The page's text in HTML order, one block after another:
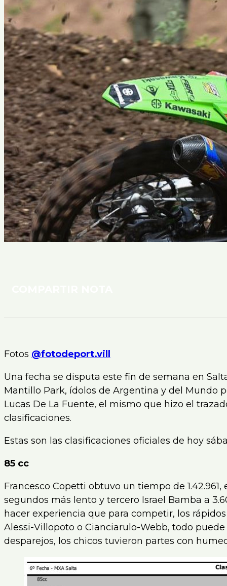
Fotos @fotodeport.vill
Una fecha se disputa este fin de semana en
Mantillo Park, ídolos de Argentina y del Mundo
Lucas De La Fuente, el mismo que hizo el
clasificaciones.
Estas son las clasificaciones oficiales de hoy
85 cc
Francesco Copetti obtuvo un tiempo de
segundos más lento y tercero Israel Bamba a
hacer experiencia que para competir, los
Alessi-Villopoto o Cianciarulo-Webb, todo
desparejos, los chicos tuvieron partes con